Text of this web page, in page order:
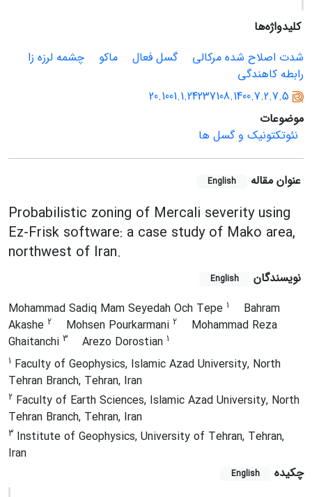
کلیدواژه‌ها
شدت اصلاح شده مرکالی
گسل فعال ماکو
چشمه لرزه زا
رابطه کاهندگی
20.1001.1.24237108.1400.7.2.7.5
موضوعات
نئوتکتونیک و گسل ها
عنوان مقاله English
Probabilistic zoning of Mercali severity using
Ez-Frisk software: a case study of Mako area,
northwest of Iran.
نویسندگان English
Mohammad Sadiq Mam Seyedah Och Tepe 1
Bahram
Akashe 2 Mohsen Pourkarmani 2
Mohammad Reza
Ghaitanchi 3 Arezo Dorostian 1
1 Faculty of Geophysics, Islamic Azad University, North
Tehran Branch, Tehran, Iran
2 Faculty of Earth Sciences, Islamic Azad University, North
Tehran Branch, Tehran, Iran
3 Institute of Geophysics, University of Tehran, Tehran,
Iran
چکیده
English